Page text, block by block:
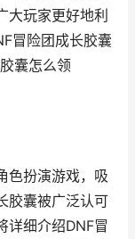
大玩家更好地利
冒险团成长胶囊
囊怎么领
色扮演游戏，吸
胶囊被广泛认可
详细介绍DNF冒